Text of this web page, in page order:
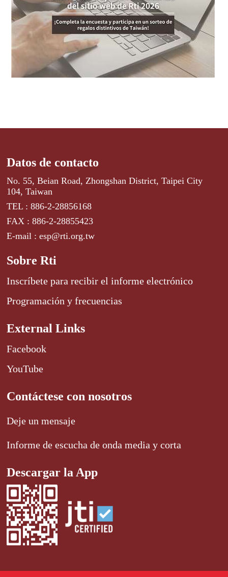
Datos de contacto
No. 55, Beian Road, Zhongshan District, Taipei City
104, Taiwan
TEL : 886-2-28856168
FAX : 886-2-28855423
E-mail : esp@rti.org.tw
Sobre Rti
Inscríbete para recibir el informe electrónico
Programación y frecuencias
External Links
Facebook
YouTube
Contáctese con nosotros
Deje un mensaje
Informe de escucha de onda media y corta
Descargar la App